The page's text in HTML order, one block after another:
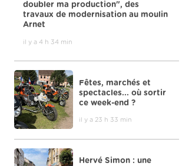
doubler ma production", des
travaux de modernisation au moulin
Arnet
il y a 4 h 34 min
Fêtes, marchés et
spectacles... où sortir
ce week-end ?
il y a 23 h 33 min
Hervé Simon : une